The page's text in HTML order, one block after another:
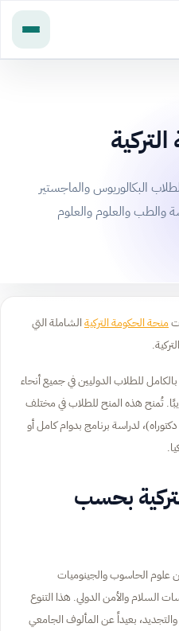
البكالوريوس والماجستير
الهندسة والطب والعلوم والعلوم
منحة الحكومة التركيةالشاملة التي
للطلاب الدوليين في جميع أنحاء
تُمنح هذه المنح للطلاب في مختلف
لدراسة برنامج بدوام كامل أو
بحسب
علوم الحاسوب والجينوميات
السلام والأمن الدولي. هذا التنوع
بعيداً عن المألوف الجامعي